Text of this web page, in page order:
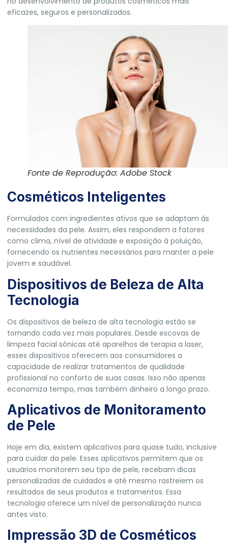
eficazes, seguros e personalizados.
Fonte de Reprodução: Adobe Stock
Cosméticos Inteligentes
Formulados com ingredientes ativos que se adaptam às
necessidades da pele. Assim, eles respondem a fatores
como clima, nível de atividade e exposição à poluição,
fornecendo os nutrientes necessários para manter a pele
jovem e saudável.
Dispositivos de Beleza de Alta
Tecnologia
Os dispositivos de beleza de alta tecnologia estão se
tornando cada vez mais populares. Desde escovas de
limpeza facial sônicas até aparelhos de terapia a laser,
esses dispositivos oferecem aos consumidores a
capacidade de realizar tratamentos de qualidade
profissional no conforto de suas casas. Isso não apenas
economiza tempo, mas também dinheiro a longo prazo.
Aplicativos de Monitoramento
de Pele
Hoje em dia, existem aplicativos para quase tudo, inclusive
para cuidar da pele. Esses aplicativos permitem que os
usuários monitorem seu tipo de pele, recebam dicas
personalizadas de cuidados e até mesmo rastreiem os
resultados de seus produtos e tratamentos. Essa
tecnologia oferece um nível de personalização nunca
antes visto.
Impressão 3D de Cosméticos